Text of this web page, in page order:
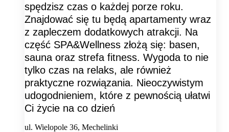
spędzisz czas o każdej porze roku.
Znajdować się tu będą apartamenty wraz
z zapleczem dodatkowych atrakcji. Na
część SPA&Wellness złożą się: basen,
sauna oraz strefa fitness. Wygoda to nie
tylko czas na relaks, ale również
praktyczne rozwiązania. Nieoczywistym
udogodnieniem, które z pewnością ułatwi
Ci życie na co dzień
ul. Wielopole 36, Mechelinki